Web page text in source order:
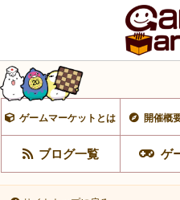
ゲームマーケットとは 開催概
ブログ一覧 ゲ